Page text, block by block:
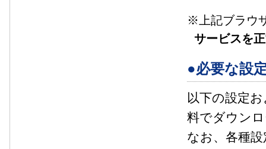
※上記ブラウ
サービスを
●必要な設
以下の設定
料でダウン
なお、各種